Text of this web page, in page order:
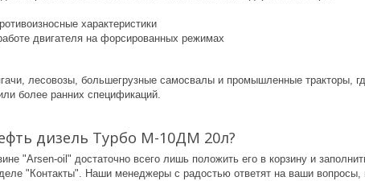
характеристики
двигателя на форсированных режимах
лесовозы, большегрузные самосвалы и промышленные тракторы,
более ранних спецификаций.
дизель Турбо М-10ДМ 20л?
"Arsen-oil" достаточно всего лишь положить его в корзину и
"Контакты". Наши менеджеры с радостью ответят на ваши вопросы,